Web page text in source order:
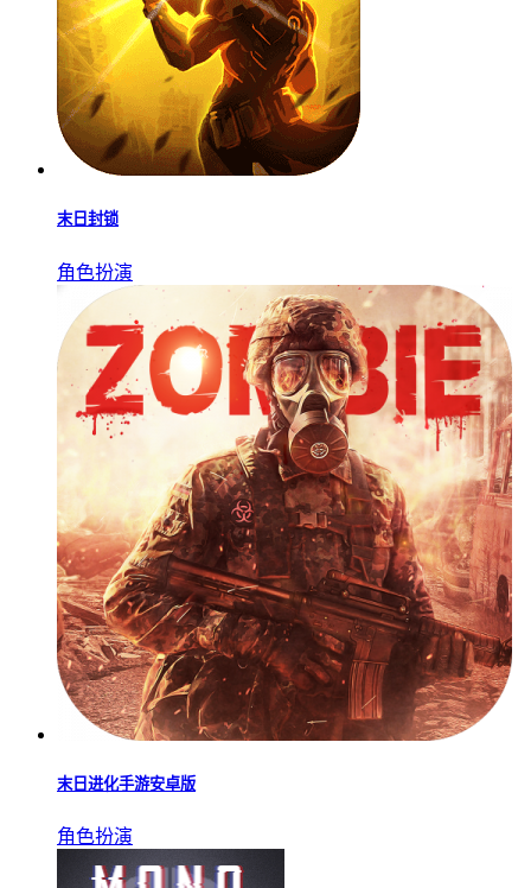
据点，并灵活应对突如其来的威胁与灾难。这不仅是一场对生
存技巧的全面考验，更是一次策略与意志的极限对决。准备好
迎接这场充满未知与挑战的求生之旅了吗？立即加入，开启你
的末日生存新篇章！
铁血装甲行尸走肉正版
角色扮演
末日封锁
角色扮演